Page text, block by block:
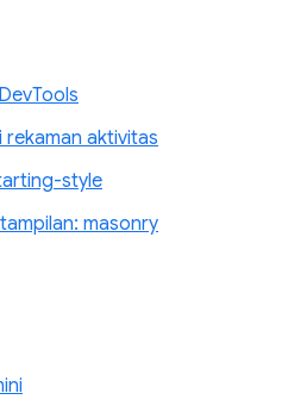
aktivitas
style
masonry